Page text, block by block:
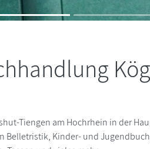
Tiengen am Hochrhein in der
Kinder- und